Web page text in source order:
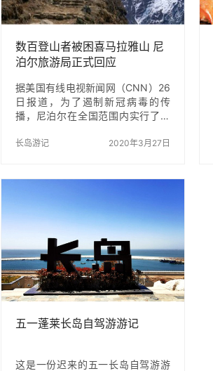
一下小广告，长岛迎霞渔家每年都
接待五湖四海的朋友到长岛旅游，
数百登山者被困喜马拉雅山 尼
泊尔旅游局正式回应
据美国有线电视新闻网（CNN）26
日报道，为了遏制新冠病毒的传
播，尼泊尔在全国范围内实行了封
在了尼泊尔境内的高海拔登山路线
无法返回。 Shrestha告诉CNN:“我
们正在与多个政府机构合作，来营
救这些徒步旅行者并将他们带到加
德满都，这样我们就可以与大使馆
协调，将他们空运回国。” Shrestha
指出：“德国和法国等几个国家的大
使…
长岛游记 2020年3月27日
五一蓬莱长岛自驾游游记
这是一份迟来的五一长岛自驾游游